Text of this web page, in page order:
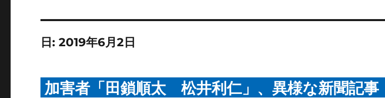
日:2019年6月2日
加害者「田鎖順太 松井利仁」、異様な新聞記事